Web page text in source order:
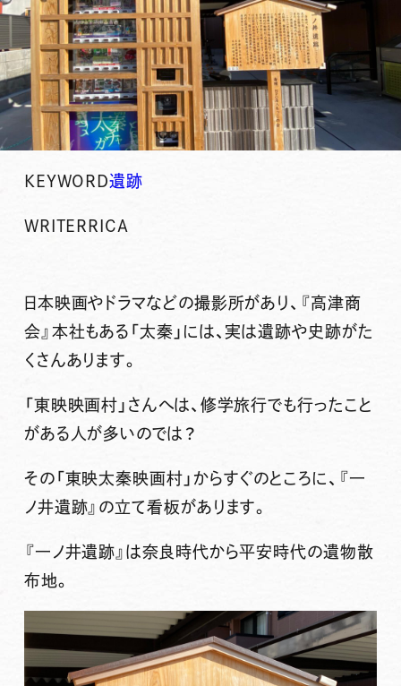
KEYWORD遺跡
WRITER RICA
日本映画やドラマなどの撮影所があり、『高津商
会』本社もある「太秦」には、実は遺跡や史跡がた
くさんあります。
「東映映画村」さんへは、修学旅行でも行ったこと
がある人が多いのでは？
その「東映太秦映画村」からすぐのところに、『一
ノ井遺跡 』の立て看板があります。
『一ノ井遺跡 』は奈良時代から平安時代の遺物散
布地。